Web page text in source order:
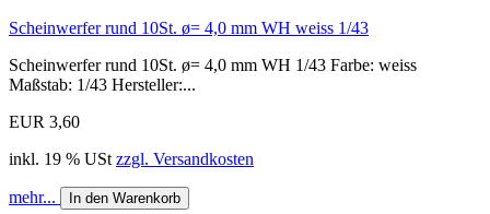
Scheinwerfer rund 10St. ø= 4,0 mm WH weiss 1/43
Scheinwerfer rund 10St. ø= 4,0 mm WH 1/43 Farbe: weiss
Maßstab: 1/43 Hersteller:...
EUR 3,60
inkl. 19 % USt zzgl. Versandkosten
mehr... In den Warenkorb